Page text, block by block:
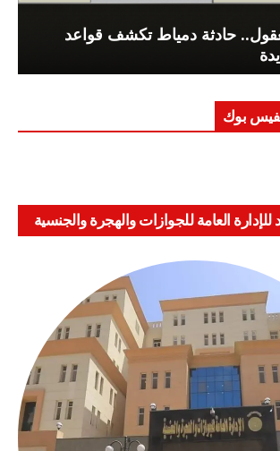
حادثة دمياط تكشف قواعد
بوك
العامة للجوازات والهجرة والجنسية